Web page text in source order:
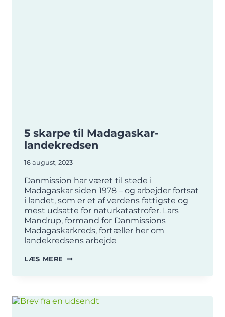
5 skarpe til Madagaskar-
landekredsen
16 august, 2023
Danmission har været til stede i
Madagaskar siden 1978 – og arbejder fortsat
i landet, som er et af verdens fattigste og
mest udsatte for naturkatastrofer. Lars
Mandrup, formand for Danmissions
Madagaskarkreds, fortæller her om
landekredsens arbejde
LÆS MERE 5
LANDEKREDSEN